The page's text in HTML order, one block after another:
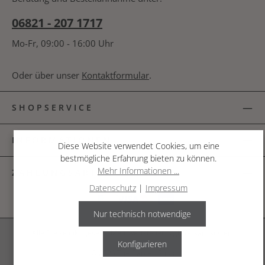
06821 - 207 1717
Mo-Fr, 09:00 - 16:00 Uhr
Oder über unser Kontaktformular.
SHOPSERVICE
INFORMATIONEN
ZAHLUNGSARTEN
Alle Preise inkl. gesetzl. Mehrwertsteuer zzgl.
Diese Website verwendet Cookies, um eine
bestmögliche Erfahrung bieten zu können.
Mehr Informationen ...
Datenschutz | Impressum
Nur technisch notwendige
Konfigurieren